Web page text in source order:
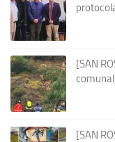
[SAN
[SAN